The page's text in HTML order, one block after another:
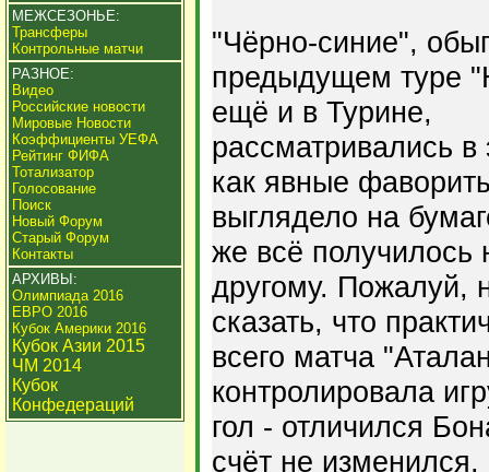
МЕЖСЕЗОНЬЕ:
Трансферы
Контрольные матчи
РАЗНОЕ:
Видео
Российские новости
Мировые Новости
Коэффициенты УЕФА
Рейтинг ФИФА
Тотализатор
Голосование
Поиск
Новый Форум
Старый Форум
Контакты
АРХИВЫ:
Олимпиада 2016
ЕВРО 2016
Кубок Америки 2016
Кубок Азии 2015
ЧМ 2014
Кубок
Конфедераций
"Чёрно-синие",
предыдущем туре
ещё и в Турине,
рассматривались в
как явные
выглядело на
же всё получилось
другому. Пожалуй,
сказать, что
всего матча
контролировала
гол - отличился
счёт не